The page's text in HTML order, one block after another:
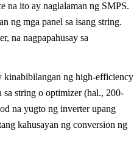
na ito ay naglalaman ng SMPS.
ng mga panel sa isang string.
na nagpapahusay sa
kinabibilangan ng high-efficiency
string o optimizer (hal., 200-
na yugto ng inverter upang
kahusayan ng conversion ng